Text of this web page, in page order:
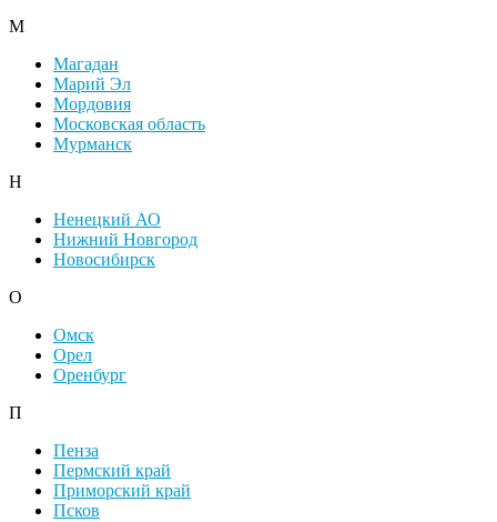
М
Магадан
Марий Эл
Мордовия
Московская область
Мурманск
Н
Ненецкий АО
Нижний Новгород
Новосибирск
О
Омск
Орел
Оренбург
П
Пенза
Пермский край
Приморский край
Псков